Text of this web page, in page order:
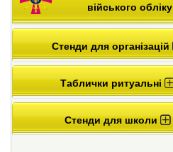
війського обліку
Стенди для організацій
Таблички ритуальні
Стенди для школи